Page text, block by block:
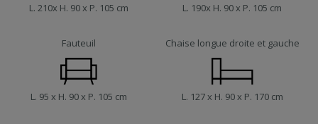
L. 210x H. 90 x P. 105 cm L. 190x H. 90 x P. 105 cm
Fauteuil
L. 95 x H. 90 x P. 105 cm
Chaise longue droite et gauche
L. 127 x H. 90 x P. 170 cm